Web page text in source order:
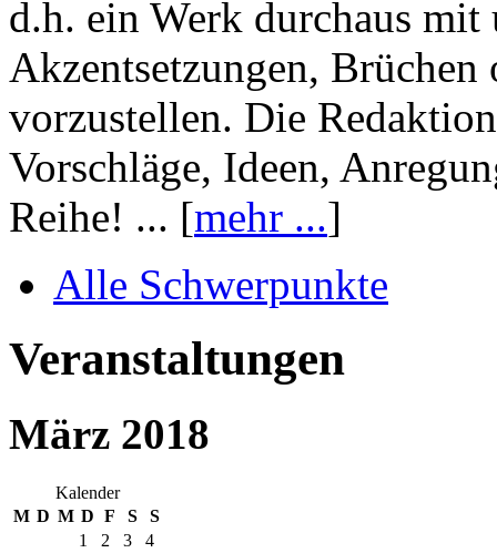
d.h. ein Werk durchaus mit
Akzentsetzungen, Brüchen
vorzustellen. Die
Vorschläge, Ideen,
Reihe! ... [mehr ...]
Alle Schwerpunkte
Veranstaltungen
März 2018
Kalender
M D M D F S
S
1
2 3
4